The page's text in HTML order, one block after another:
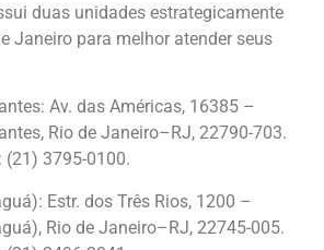
duas unidades estrategicamente
Janeiro para melhor atender seus
Av. das Américas, 16385 –
Rio de Janeiro–RJ, 22790-703.
3795-0100.
Estr. dos Três Rios, 1200 –
Rio de Janeiro–RJ, 22745-005.